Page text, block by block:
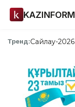
KAZINFORM
Тренд:Сайлау-2026